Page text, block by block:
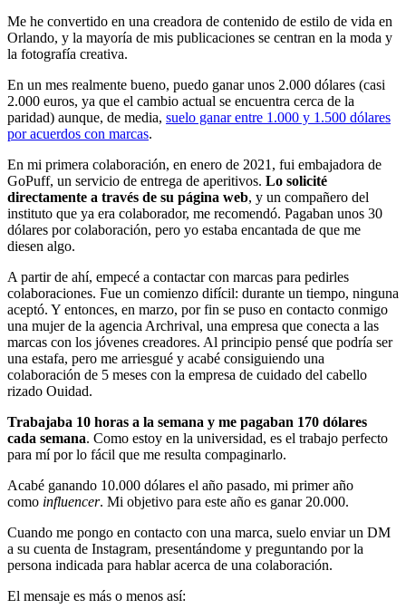
Me he convertido en una creadora de contenido de estilo de vida en
Orlando, y la mayoría de mis publicaciones se centran en la moda y
la fotografía creativa.
En un mes realmente bueno, puedo ganar unos 2.000 dólares (casi
2.000 euros, ya que el cambio actual se encuentra cerca de la
paridad) aunque, de media, suelo ganar entre 1.000 y 1.500 dólares
por acuerdos con marcas.
En mi primera colaboración, en enero de 2021, fui embajadora de
GoPuff, un servicio de entrega de aperitivos. Lo solicité
directamente a través de su página web, y un compañero del
instituto que ya era colaborador, me recomendó. Pagaban unos 30
dólares por colaboración, pero yo estaba encantada de que me
diesen algo.
A partir de ahí, empecé a contactar con marcas para pedirles
colaboraciones. Fue un comienzo difícil: durante un tiempo, ninguna
aceptó. Y entonces, en marzo, por fin se puso en contacto conmigo
una mujer de la agencia Archrival, una empresa que conecta a las
marcas con los jóvenes creadores. Al principio pensé que podría ser
una estafa, pero me arriesgué y acabé consiguiendo una
colaboración de 5 meses con la empresa de cuidado del cabello
rizado Ouidad.
Trabajaba 10 horas a la semana y me pagaban 170 dólares
cada semana. Como estoy en la universidad, es el trabajo perfecto
para mí por lo fácil que me resulta compaginarlo.
Acabé ganando 10.000 dólares el año pasado, mi primer año
como influencer. Mi objetivo para este año es ganar 20.000.
Cuando me pongo en contacto con una marca, suelo enviar un DM
a su cuenta de Instagram, presentándome y preguntando por la
persona indicada para hablar acerca de una colaboración.
El mensaje es más o menos así: